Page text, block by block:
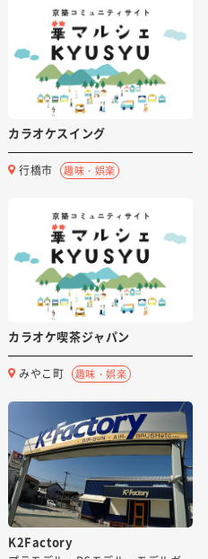
カラオケスイング
行橋市 趣味・娯楽
カラオケ喫茶ジャパン
みやこ町 趣味・娯楽
K2Factory